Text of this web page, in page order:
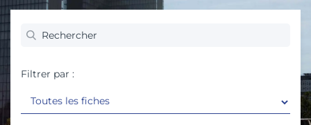
Filtrer par :